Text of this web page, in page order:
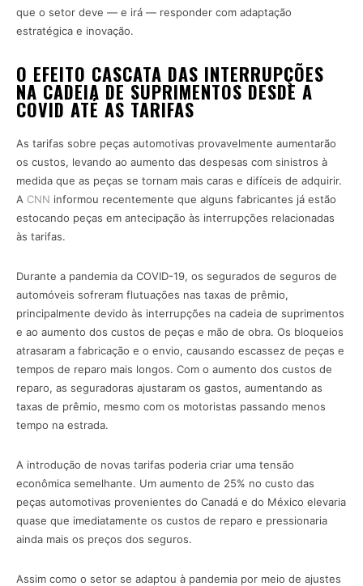
que o setor deve — e irá — responder com adaptação
estratégica e inovação.
O EFEITO CASCATA DAS INTERRUPÇÕES
NA CADEIA DE SUPRIMENTOS DESDE A
COVID ATÉ AS TARIFAS
As tarifas sobre peças automotivas provavelmente aumentarão
os custos, levando ao aumento das despesas com sinistros à
medida que as peças se tornam mais caras e difíceis de adquirir.
A CNN informou recentemente que alguns fabricantes já estão
estocando peças em antecipação às interrupções relacionadas
às tarifas.
Durante a pandemia da COVID-19, os segurados de seguros de
automóveis sofreram flutuações nas taxas de prêmio,
principalmente devido às interrupções na cadeia de suprimentos
e ao aumento dos custos de peças e mão de obra. Os bloqueios
atrasaram a fabricação e o envio, causando escassez de peças e
tempos de reparo mais longos. Com o aumento dos custos de
reparo, as seguradoras ajustaram os gastos, aumentando as
taxas de prêmio, mesmo com os motoristas passando menos
tempo na estrada.
A introdução de novas tarifas poderia criar uma tensão
econômica semelhante. Um aumento de 25% no custo das
peças automotivas provenientes do Canadá e do México elevaria
quase que imediatamente os custos de reparo e pressionaria
ainda mais os preços dos seguros.
Assim como o setor se adaptou à pandemia por meio de ajustes